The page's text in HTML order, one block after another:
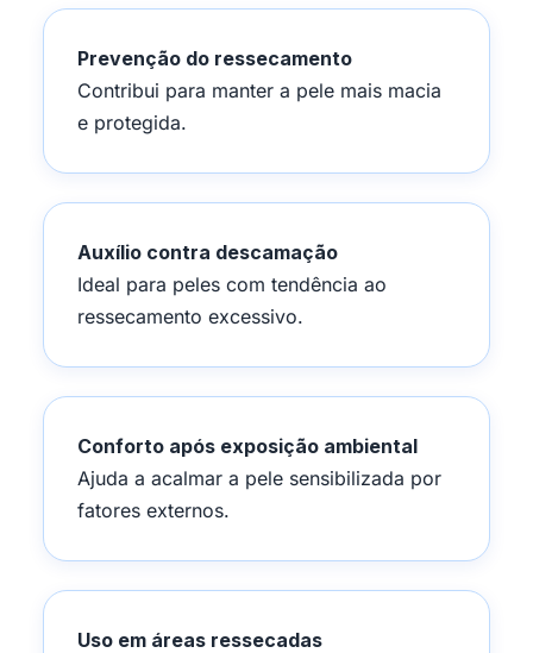
Prevenção do ressecamento
Contribui para manter a pele mais macia
e protegida.
Auxílio contra descamação
Ideal para peles com tendência ao
ressecamento excessivo.
Conforto após exposição ambiental
Ajuda a acalmar a pele sensibilizada por
fatores externos.
Uso em áreas ressecadas